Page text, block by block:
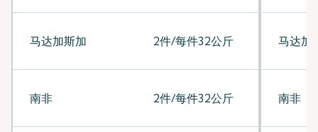
马达加斯加 2件/每件32公斤
南非 2件/每件32公斤
马达加
南非